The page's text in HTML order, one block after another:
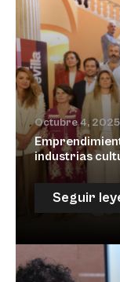
Octubre 4, 2025
industrias
Seguir